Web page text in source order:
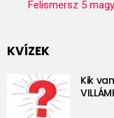
Felismersz 5
KVÍZEK
Kik